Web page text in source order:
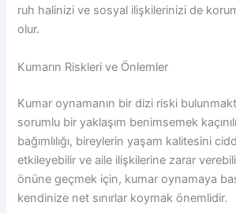
ruh halinizi ve sosyal ilişkilerinizi de
olur.
Kumarın Riskleri ve Önlemler
Kumar oynamanın bir dizi riski
sorumlu bir yaklaşım benimsemek
bağımlılığı, bireylerin yaşam kalitesini
etkileyebilir ve aile ilişkilerine zarar
önüne geçmek için, kumar oynamaya
kendinize net sınırlar koymak önemlidir.